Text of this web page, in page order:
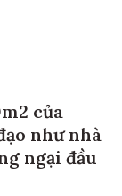
của
như nhà
ngại đầu